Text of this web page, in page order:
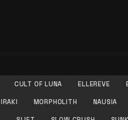
CULT OF LUNA ELLEREVE
MORPHOLITH NAUSIA